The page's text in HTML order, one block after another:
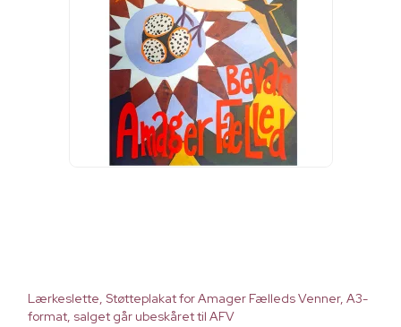
Lærkeslette, Støtteplakat for Amager Fælleds Venner, A3-
format, salget går ubeskåret til AFV